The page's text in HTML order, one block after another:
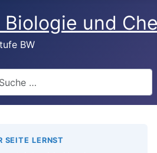
BW
SEITE LERNST